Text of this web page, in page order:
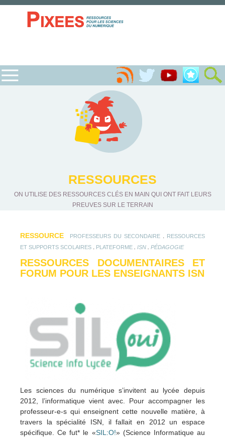
RESSOURCES
ON UTILISE DES RESSOURCES CLÉS EN MAIN QUI ONT FAIT LEURS
PREUVES SUR LE TERRAIN
RESSOURCE PROFESSEURS DU SECONDAIRE
RESSOURCES
ET SUPPORTS SCOLAIRES
PLATEFORME ISN PÉDAGOGIE
RESSOURCES DOCUMENTAIRES ET
FORUM POUR LES ENSEIGNANTS ISN
Les sciences du numérique s’invitent au lycée depuis
2012, l’informatique vient avec. Pour accompagner les
professeur-e-s qui enseignent cette nouvelle matière, à
travers la spécialité ISN, il fallait en 2012 un espace
spécifique. Ce fut* le «SIL:O!» (Science Informatique au